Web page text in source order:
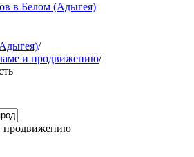
в Белом (Адыгея)
/
и продвижению/
продвижению